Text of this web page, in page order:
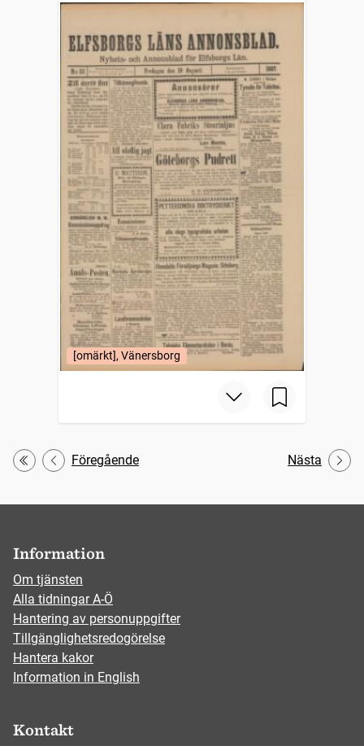
[omärkt], Vänersborg
Första
Föregående Nästa
Information
Om tjänsten
Alla tidningar A-Ö
Hantering av personuppgifter
Tillgänglighetsredogörelse
Hantera kakor
Information in English
Kontakt